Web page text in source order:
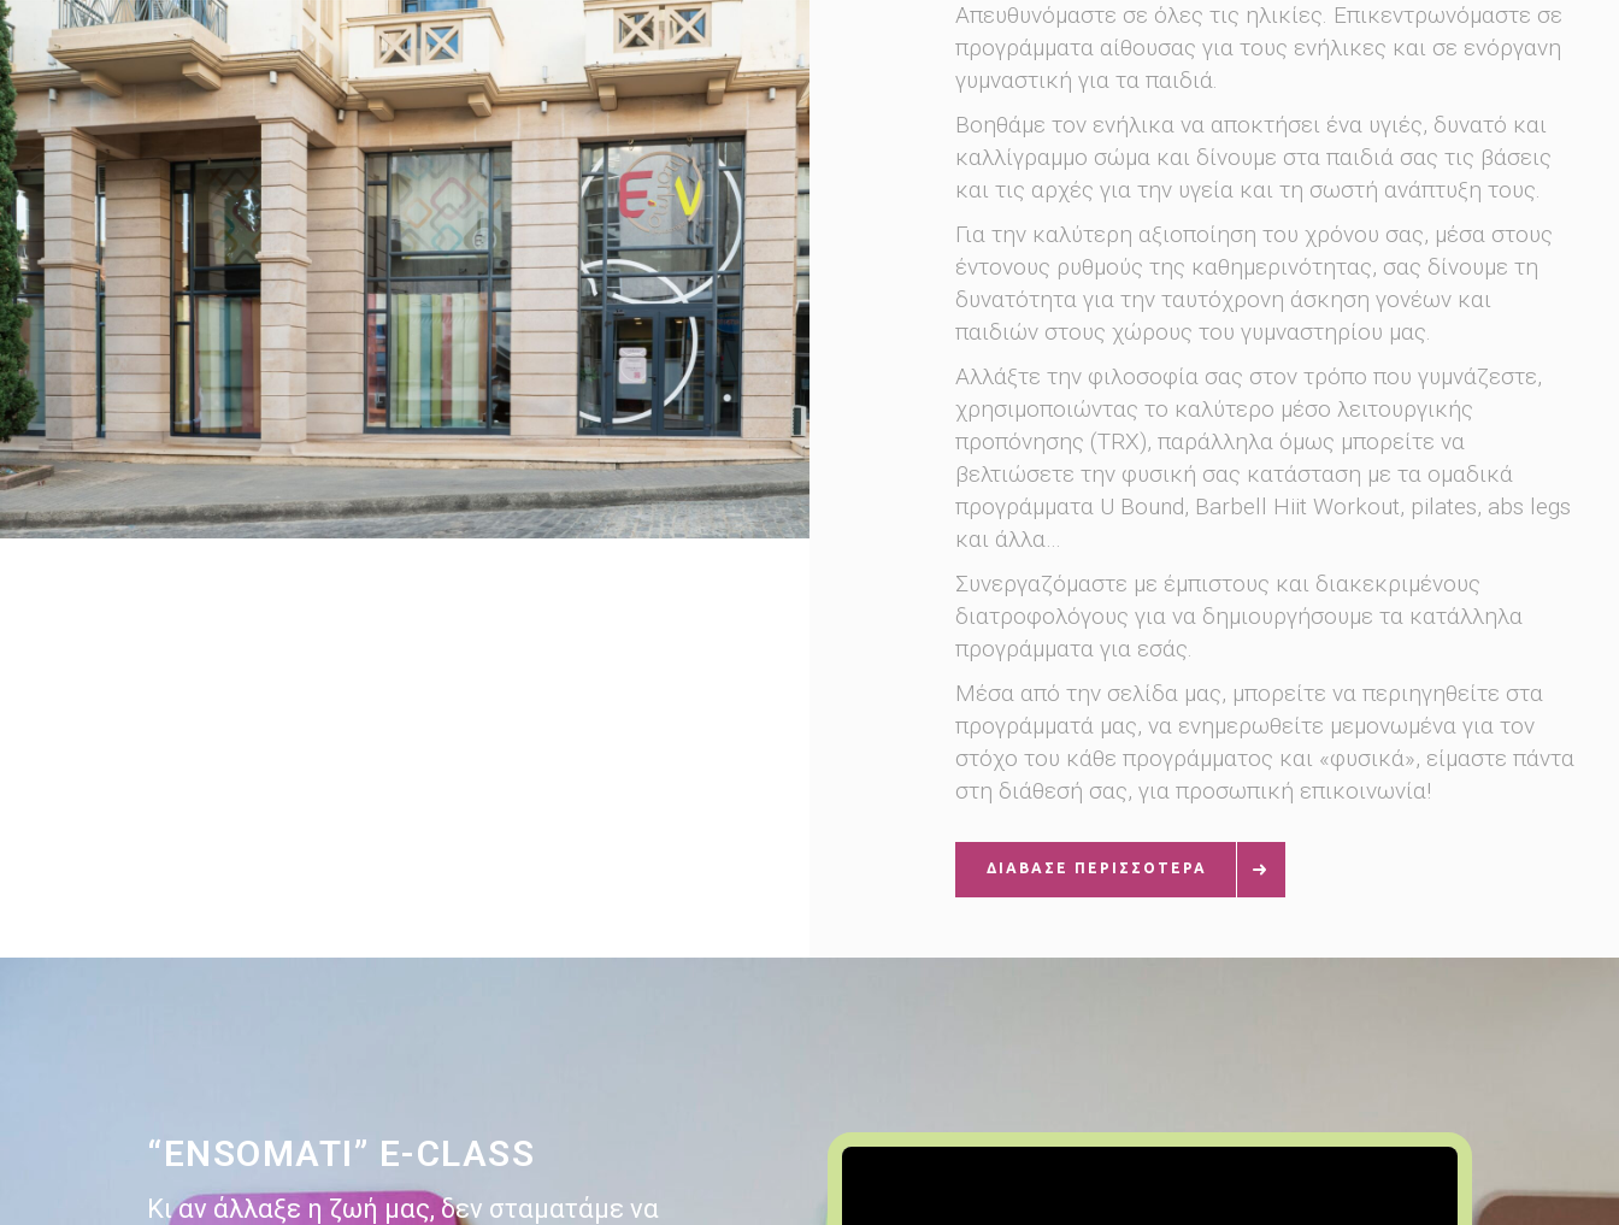
Απευθυνόμαστε σε όλες τις ηλικίες. Επικεντρωνόμαστε σε
προγράμματα αίθουσας για τους ενήλικες και σε ενόργανη
γυμναστική για τα παιδιά.
Βοηθάμε τον ενήλικα να αποκτήσει ένα υγιές, δυνατό και
καλλίγραμμο σώμα και δίνουμε στα παιδιά σας τις βάσεις
και τις αρχές για την υγεία και τη σωστή ανάπτυξη τους.
Για την καλύτερη αξιοποίηση του χρόνου σας, μέσα στους
έντονους ρυθμούς της καθημερινότητας, σας δίνουμε τη
δυνατότητα για την ταυτόχρονη άσκηση γονέων και
παιδιών στους χώρους του γυμναστηρίου μας.
Αλλάξτε την φιλοσοφία σας στον τρόπο που γυμνάζεστε,
χρησιμοποιώντας το καλύτερο μέσο λειτουργικής
προπόνησης (TRX), παράλληλα όμως μπορείτε να
βελτιώσετε την φυσική σας κατάσταση με τα ομαδικά
προγράμματα U Bound, Barbell Hiit Workout, pilates, abs legs
και άλλα…
Συνεργαζόμαστε με έμπιστους και διακεκριμένους
διατροφολόγους για να δημιουργήσουμε τα κατάλληλα
προγράμματα για εσάς.
Μέσα από την σελίδα μας, μπορείτε να περιηγηθείτε στα
προγράμματά μας, να ενημερωθείτε μεμονωμένα για τον
στόχο του κάθε προγράμματος και «φυσικά», είμαστε πάντα
στη διάθεσή σας, για προσωπική επικοινωνία!
ΔΙΑΒΑΣΕ ΠΕΡΙΣΣΟΤΕΡΑ
“ENSOMATI” E-CLASS
Κι αν άλλαξε η ζωή μας, δεν σταματάμε να